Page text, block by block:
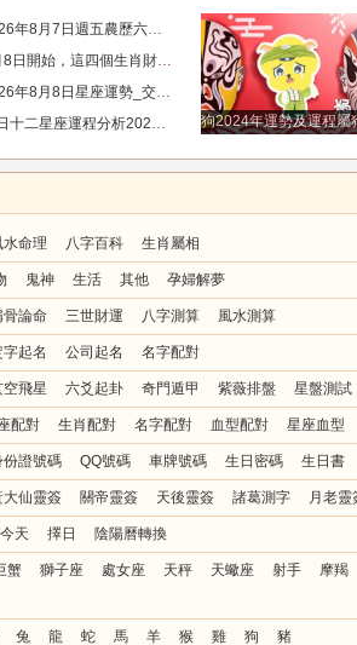
7日週五農歷六月廿五好運生肖排名榜。_工作_池池_感情
，這四個生肖財運穩步上行，財路全程暢通收獲滿堂吉祥財富_財氣_龍人
8月8日星座運勢_交易_管理_合作
二星座運程分析2026.8.8_靈感_成長_事情
狗2024年運勢及運程屬
水命理 八字百科 生肖屬相
鬼神 生活 其他 孕婦解夢
骨論命 三世財運 八字測算 風水測算
字起名 公司起名 名字配對
空飛星 六爻起卦 奇門遁甲 紫薇排盤 星盤測試
配對 生肖配對 名字配對 血型配對 星座血型
份證號碼 QQ號碼 車牌號碼 生日密碼 生日書
大仙靈簽 關帝靈簽 天後靈簽 諸葛測字 月老靈
天 擇日 陰陽曆轉換
蟹 獅子座 處女座 天秤 天蠍座 射手 摩羯
兔 龍 蛇 馬 羊 猴 雞 狗 豬